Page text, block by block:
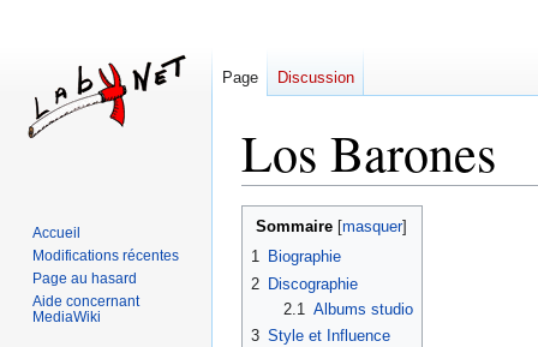
Los Barones
Aller
navigation
Aller
recherche
Sommaire
1 Biographie
2 Discographie
2.1
Albums studio
3 Style et Influence
Page Discussion
Accueil
Modifications récentes
Page au hasard
Aide concernant
MediaWiki